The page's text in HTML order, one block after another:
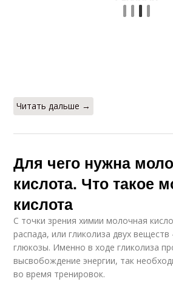
Читать дальше →
Для чего нужна
кислота. Что такое
кислота
С точки зрения химии молочная
распада, или гликолиза двух веществ
глюкозы. Именно в ходе гликолиза
высвобождение энергии, так
во время тренировок.